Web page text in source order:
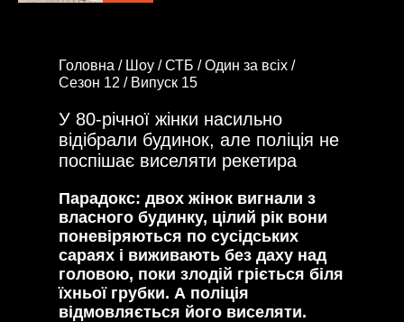
Головна / Шоу /СТБ /Один за всіх /
Сезон 12 / Випуск 15
У 80-річної жінки насильно
відібрали будинок, але поліція не
поспішає виселяти рекетира
Парадокс: двох жінок вигнали з
власного будинку, цілий рік вони
поневіряються по сусідських
сараях і виживають без даху над
головою, поки злодій гріється біля
їхньої грубки. А поліція
відмовляється його виселяти.